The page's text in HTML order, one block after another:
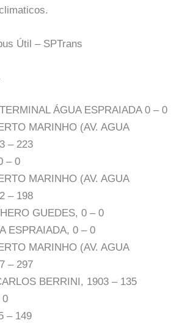
Útil – SPTrans
ÁGUA ESPRAIADA 0 – 0
MARINHO (AV. AGUA
– 223
– 0
MARINHO (AV. AGUA
– 198
GUEDES, 0 – 0
ESPRAIADA, 0 – 0
MARINHO (AV. AGUA
– 297
BERRINI, 1903 – 135
0
– 149